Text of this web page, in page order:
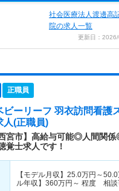
社会医療法人渡邊
院の求人一覧
更新日：
正職員
ビーリーフ 羽衣訪問看護
人(正職員)
西宮市】高給与可能◎人間関
覚士求人です！
【モデル月収】 25.0万円～50.0
ル年収】 360万円～ 程度 相談